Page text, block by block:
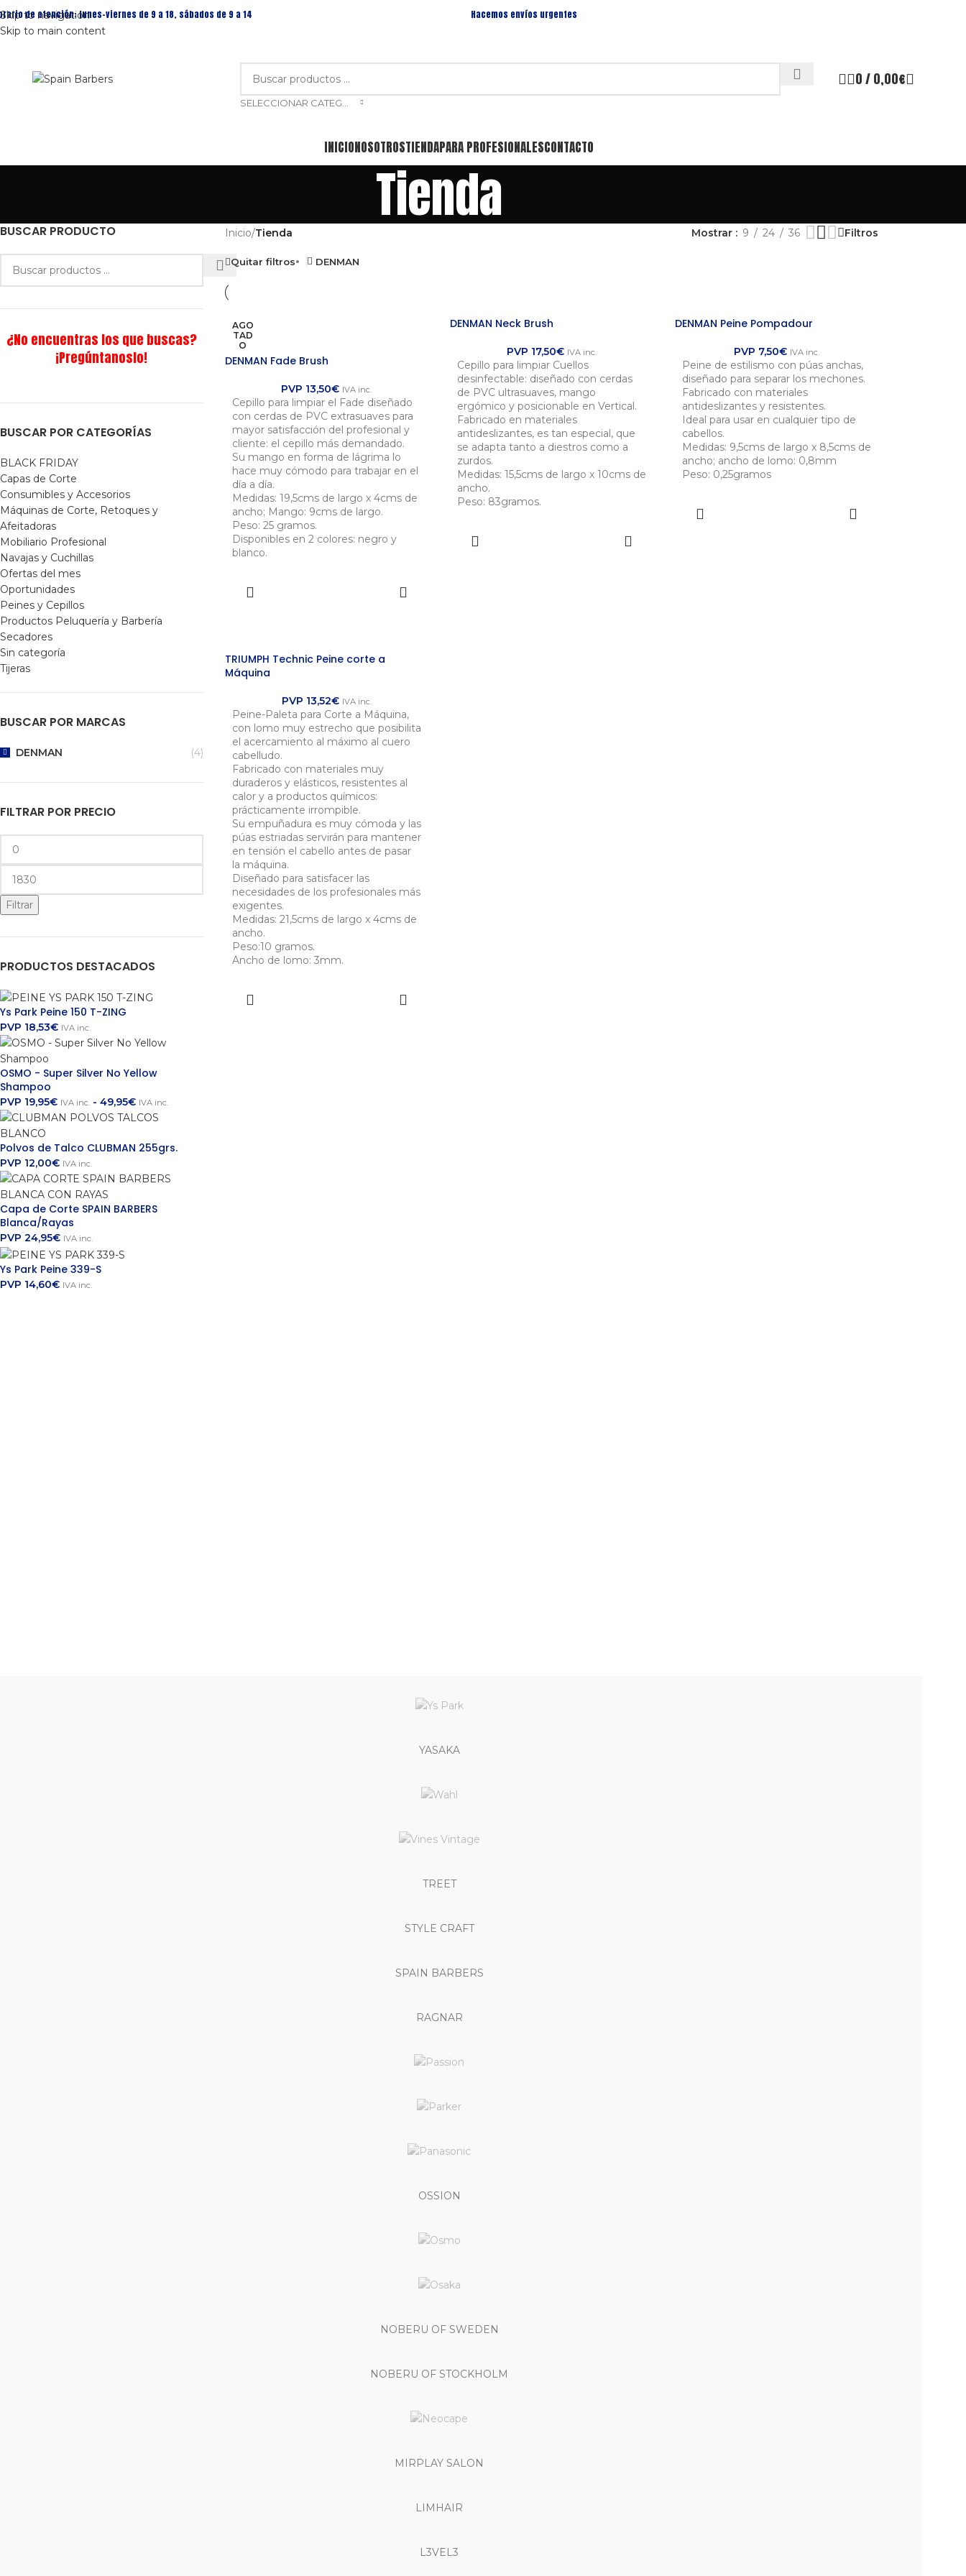
Skip to navigation
Skip to main content
de atención: lunes-viernes de 9 a 18, sábados de 9 a 14 Hacemos envíos urgentes
0/ 0,00€
INICIONOSOTROSTIENDAPARA PROFESIONALESCONTACTO
Tienda
BUSCAR PRODUCTO
¿No encuentras los que buscas?
¡Pregúntanoslo!
BUSCAR POR CATEGORÍAS
BLACK FRIDAY
Capas de Corte
Consumibles y Accesorios
Máquinas de Corte, Retoques y
Afeitadoras
Mobiliario Profesional
Navajas y Cuchillas
Ofertas del mes
Oportunidades
Peines y Cepillos
Productos Peluquería y Barbería
Secadores
Sin categoría
Tijeras
BUSCAR POR MARCAS
DENMAN (4)
FILTRAR POR PRECIO
Filtrar
PRODUCTOS DESTACADOS
Ys Park Peine 150 T-ZING
PVP 18,53€ IVA inc.
OSMO - Super Silver No Yellow
Shampoo
PVP 19,95€ IVA inc. - 49,95€ IVA inc.
Polvos de Talco CLUBMAN 255grs.
PVP 12,00€ IVA inc.
Capa de Corte SPAIN BARBERS
Blanca/Rayas
PVP 24,95€ IVA inc.
Ys Park Peine 339-S
PVP 14,60€ IVA inc.
Inicio/Tienda Mostrar 9 24 36 Filtros
Quitar filtros DENMAN
AGO
TAD
O
DENMAN Fade Brush
PVP 13,50€ IVA inc.
Cepillo para limpiar el Fade diseñado
con cerdas de PVC extrasuaves para
mayor satisfacción del profesional y
cliente: el cepillo más demandado.
Su mango en forma de lágrima lo
hace muy cómodo para trabajar en el
día a día.
Medidas: 19,5cms de largo x 4cms de
ancho; Mango: 9cms de largo.
Peso: 25 gramos.
Disponibles en 2 colores: negro y
blanco.
DENMAN Neck Brush
PVP 17,50€ IVA inc.
Cepillo para limpiar Cuellos
desinfectable: diseñado con cerdas
de PVC ultrasuaves, mango
ergómico y posicionable en Vertical.
Fabricado en materiales
antideslizantes, es tan especial, que
se adapta tanto a diestros como a
zurdos.
Medidas: 15,5cms de largo x 10cms de
ancho.
Peso: 83gramos.
DENMAN Peine Pompadour
PVP 7,50€ IVA inc.
Peine de estilismo con púas anchas,
diseñado para separar los mechones.
Fabricado con materiales
antideslizantes y resistentes.
Ideal para usar en cualquier tipo de
cabellos.
Medidas: 9,5cms de largo x 8,5cms de
ancho; ancho de lomo: 0,8mm
Peso: 0,25gramos
TRIUMPH Technic Peine corte a
Máquina
PVP 13,52€ IVA inc.
Peine-Paleta para Corte a Máquina,
con lomo muy estrecho que posibilita
el acercamiento al máximo al cuero
cabelludo.
Fabricado con materiales muy
duraderos y elásticos, resistentes al
calor y a productos químicos:
prácticamente irrompible.
Su empuñadura es muy cómoda y las
púas estriadas servirán para mantener
en tensión el cabello antes de pasar
la máquina.
Diseñado para satisfacer las
necesidades de los profesionales más
exigentes.
Medidas: 21,5cms de largo x 4cms de
ancho.
Peso:10 gramos.
Ancho de lomo: 3mm.
YASAKA
TREET
STYLE CRAFT
SPAIN BARBERS
RAGNAR
OSSION
NOBERU OF SWEDEN
NOBERU OF STOCKHOLM
MIRPLAY SALON
LIMHAIR
L3VEL3